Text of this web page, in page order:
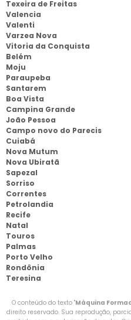
Texeira de Freitas
Valencia
Valenti
Varzea Nova
Vitoria da Conquista
Belém
Moju
Paraupeba
Santarem
Boa Vista
Campina Grande
João Pessoa
Campo novo do Parecis
Cuiabá
Nova Mutum
Nova Ubiratã
Sapezal
Sorriso
Correntes
Petrolandia
Recife
Natal
Touros
Palmas
Porto Velho
Rondônia
Teresina
O conteúdo do texto "Máquina
direito reservado. Sua reprodução,